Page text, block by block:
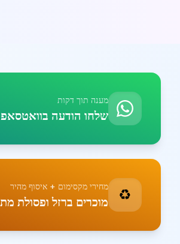
מענה תוך דקות
שלחו הודעה בוואטסאפ
♻️ מחירי מקסימום + איסוף מהיר
מוכרים ברזל ופסולת